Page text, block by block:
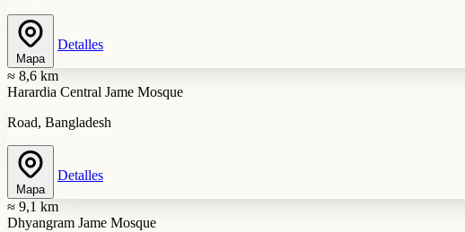
Mapa
Detalles
≈ 8,6 km
Harardia Central Jame Mosque
Road, Bangladesh
Mapa
Detalles
≈ 9,1 km
Dhyangram Jame Mosque